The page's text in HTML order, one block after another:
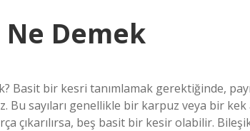
Demek
Basit bir kesri tanımlamak gerektiğinde,
Bu sayıları genellikle bir karpuz veya bir kek
çıkarılırsa, beş basit bir kesir olabilir.